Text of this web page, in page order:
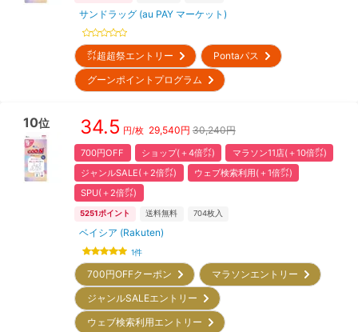
サンドラッグ (au PAY マーケット)
㌽超超祭エントリー
Pontaパス
グーンポイントプログラム
10位 34.5 円/枚 29,540円 30,240円
700円OFF ショップ(＋4倍㌽)
マラソン11店(＋10倍㌽)
ジャンルSALE(＋2倍㌽)
ウェブ検索利用(＋1倍㌽)
SPU(＋2倍㌽)
5251 ポイント 送料無料 704枚入
ベイシア (Rakuten)
1件
700円OFFクーポン
マラソンエントリー
ジャンルSALEエントリー
ウェブ検索利用エントリー